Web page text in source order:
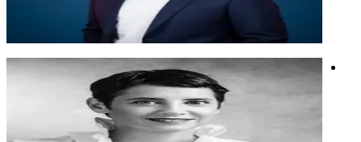
מחלקת שיווק של בן אדם אחד וצבא של סוכני בינה מלאכותית
אוטומציות
ענבל אריאלי
יזמת סדרתית ואשת טכנולוגיה. סופרת, מרצה ומשקיעה.
יזמת סדרתית ואשת טכנולוגיה. סופרת, מרצה ומשקיעה.